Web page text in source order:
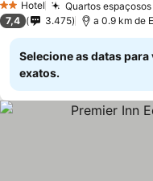
2 Estrelas
Hotel
Quartos
7,4
3.475 a 0.9 km de
Selecione as datas
exatos.